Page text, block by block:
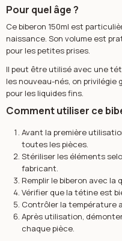
Pour quel âge ?
Ce biberon 150ml est
naissance. Son volume est
pour les petites prises.
Il peut être utilisé avec une
les nouveau-nés, on
pour les liquides fins.
Comment utiliser ce
Avant la première
toutes les pièces.
Stériliser les éléments
fabricant.
Remplir le biberon avec
Vérifier que la tétine est
Contrôler la température
Après utilisation,
chaque pièce.